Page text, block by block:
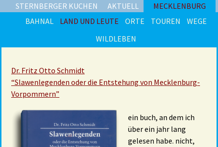
STERNBERGER KUCHEN AKTUELL
MECKLENBURG
BAHNAL
LAND UND LEUTE ORTE TOUREN
WEGE
WILDLEBEN
Dr. Fritz Otto Schmidt
“Slawenlegenden oder die Entstehung von Mecklenburg-
Vorpommern”
ein buch, an dem ich
über ein jahr lang
gelesen habe. nicht,